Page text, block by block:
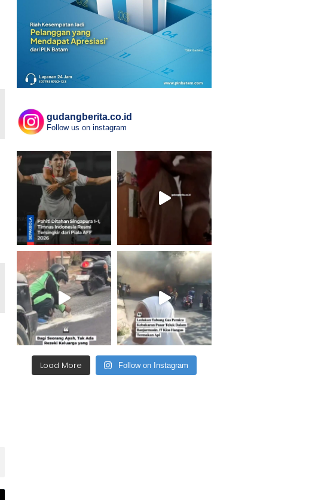
gudangberita.co.id
Follow us on instagram
Load More Follow on Instagram